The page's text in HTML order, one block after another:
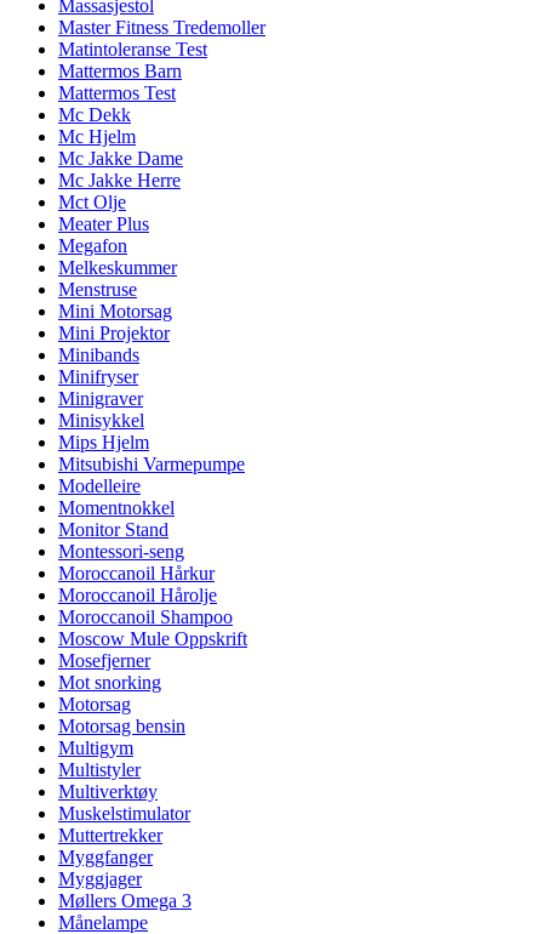
Massasjestol
Master Fitness Tredemoller
Matintoleranse Test
Mattermos Barn
Mattermos Test
Mc Dekk
Mc Hjelm
Mc Jakke Dame
Mc Jakke Herre
Mct Olje
Meater Plus
Megafon
Melkeskummer
Menstruse
Mini Motorsag
Mini Projektor
Minibands
Minifryser
Minigraver
Minisykkel
Mips Hjelm
Mitsubishi Varmepumpe
Modelleire
Momentnokkel
Monitor Stand
Montessori-seng
Moroccanoil Hårkur
Moroccanoil Hårolje
Moroccanoil Shampoo
Moscow Mule Oppskrift
Mosefjerner
Mot snorking
Motorsag
Motorsag bensin
Multigym
Multistyler
Multiverktøy
Muskelstimulator
Muttertrekker
Myggfanger
Myggjager
Møllers Omega 3
Månelampe